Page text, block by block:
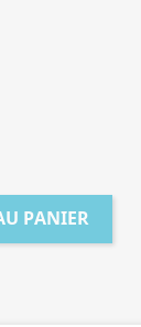
PANIER